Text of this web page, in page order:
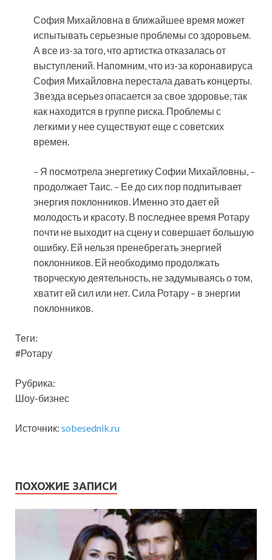
София Михайловна в ближайшее время может
испытывать серьезные проблемы со здоровьем.
А все из-за того, что артистка отказалась от
выступлений. Напомним, что из-за коронавируса
София Михайловна перестала давать концерты.
Звезда всерьез опасается за свое здоровье, так
как находится в группе риска. Проблемы с
легкими у нее существуют еще с советских
времен.​
– Я посмотрела энергетику Софии Михайловны, –
продолжает Таис. – Ее до сих пор подпитывает
энергия поклонников. Именно это дает ей
молодость и красоту. В последнее время Ротару
почти не выходит на сцену и совершает большую
ошибку. Ей нельзя пренебрегать энергией
поклонников. Ей необходимо продолжать
творческую деятельность, не задумываясь о том,
хватит ей сил или нет. Сила Ротару – в энергии
поклонников.
Теги:
#Ротару
Рубрика:
Шоу-бизнес
Источник: sobesednik.ru
ПОХОЖИЕ ЗАПИСИ